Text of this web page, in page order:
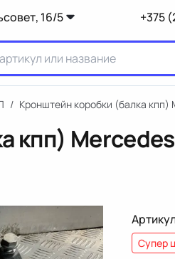
16/5 +375
/ Кронштейн коробки (балка кпп)
кпп)
Супер